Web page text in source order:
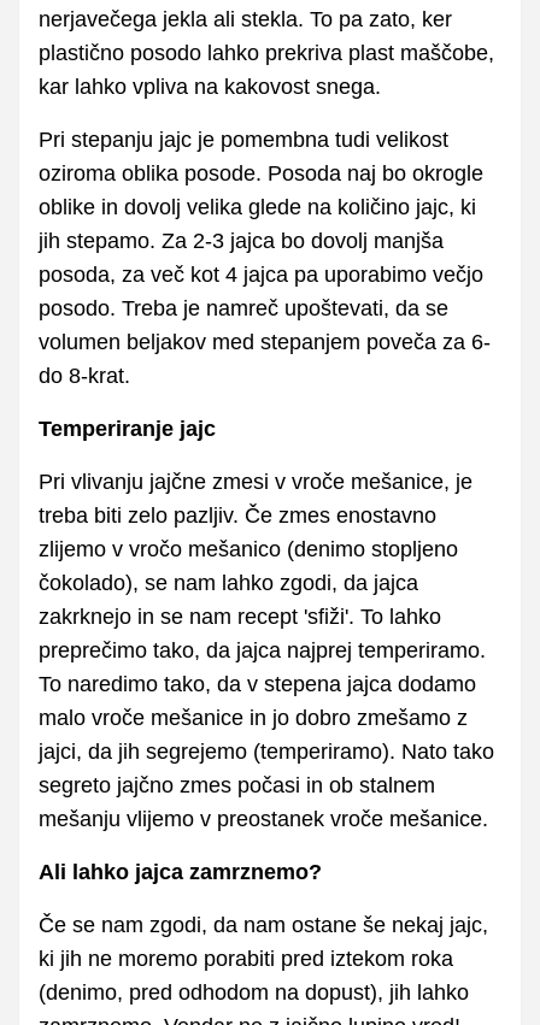
nerjavečega jekla ali stekla. To pa zato, ker
plastično posodo lahko prekriva plast maščobe,
kar lahko vpliva na kakovost snega.
Pri stepanju jajc je pomembna tudi velikost
oziroma oblika posode. Posoda naj bo okrogle
oblike in dovolj velika glede na količino jajc, ki
jih stepamo. Za 2-3 jajca bo dovolj manjša
posoda, za več kot 4 jajca pa uporabimo večjo
posodo. Treba je namreč upoštevati, da se
volumen beljakov med stepanjem poveča za 6-
do 8-krat.
Temperiranje jajc
Pri vlivanju jajčne zmesi v vroče mešanice, je
treba biti zelo pazljiv. Če zmes enostavno
zlijemo v vročo mešanico (denimo stopljeno
čokolado), se nam lahko zgodi, da jajca
zakrknejo in se nam recept 'sfiži'. To lahko
preprečimo tako, da jajca najprej temperiramo.
To naredimo tako, da v stepena jajca dodamo
malo vroče mešanice in jo dobro zmešamo z
jajci, da jih segrejemo (temperiramo). Nato tako
segreto jajčno zmes počasi in ob stalnem
mešanju vlijemo v preostanek vroče mešanice.
Ali lahko jajca zamrznemo?
Če se nam zgodi, da nam ostane še nekaj jajc,
ki jih ne moremo porabiti pred iztekom roka
(denimo, pred odhodom na dopust), jih lahko